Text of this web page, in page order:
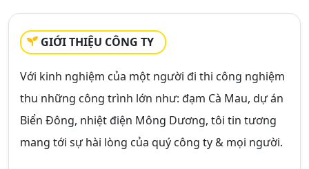
GIỚI THIỆU CÔNG TY
Với kinh nghiệm của một người đi thi công nghiệm
thu những công trình lớn như: đạm Cà Mau, dự án
Biển Đông, nhiệt điện Mông Dương, tôi tin tương
mang tới sự hài lòng của quý công ty & mọi người.